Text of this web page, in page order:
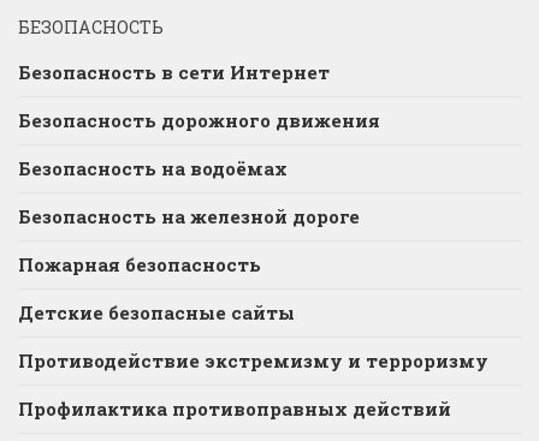
БЕЗОПАСНОСТЬ
Безопасность в сети Интернет
Безопасность дорожного движения
Безопасность на водоёмах
Безопасность на железной дороге
Пожарная безопасность
Детские безопасные сайты
Противодействие экстремизму и терроризму
Профилактика противоправных действий